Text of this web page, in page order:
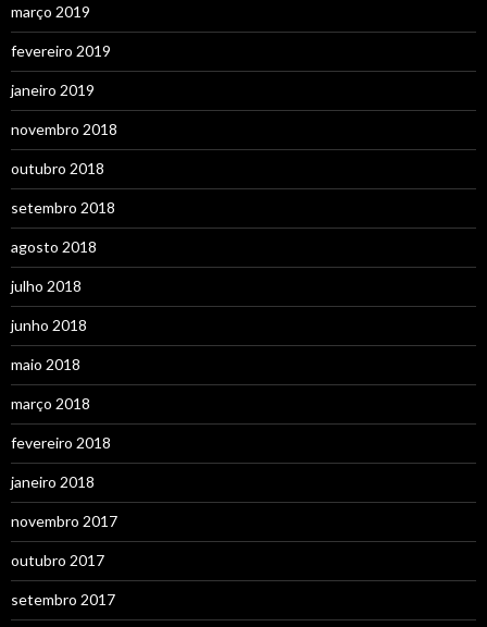
março 2019
fevereiro 2019
janeiro 2019
novembro 2018
outubro 2018
setembro 2018
agosto 2018
julho 2018
junho 2018
maio 2018
março 2018
fevereiro 2018
janeiro 2018
novembro 2017
outubro 2017
setembro 2017